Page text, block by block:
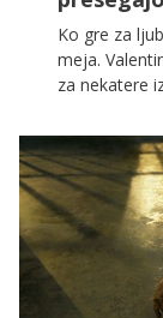
Ko gre za
meja.
za nekatere
Oglejmo si